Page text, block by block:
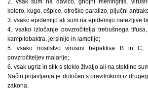
2. vsak sum na davico, gnojni meningitis,
kolero, kugo, ošpice, otroško paralizo, pljučni
3. vsako epidemijo ali sum na epidemijo nalezljive
4. vsako izločanje povzročitelja trebušnega
kampilobaktra, jersinije in lamblije;
5. vsako nosilstvo virusov hepatitisa B in C,
povzročiteljev malarije;
6. vsak ugriz in stik s steklo živaljo ali na steklino
Način prijavljanja je določen s pravilnikom iz
zakona.